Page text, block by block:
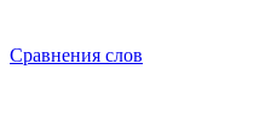
Сравнения слов